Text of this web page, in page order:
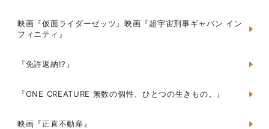
映画『仮面ライダーゼッツ』映画『超宇宙刑事ギャバン イン
フィニティ』
『免許返納!?』
『ONE CREATURE 無数の個性、ひとつの生きもの。』
映画『正直不動産』